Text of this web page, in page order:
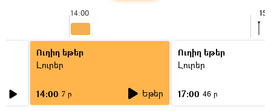
14:00
Ուղիղ եթեր
Լուրեր
14:00 7 ր Եթեր
Ուղիղ եթեր
Լուրեր
17:00 46 ր